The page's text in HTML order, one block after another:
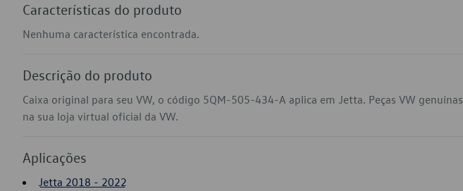
Características do produto
Nenhuma característica encontrada.
Descrição do produto
Caixa original para seu VW, o código 5QM-505-434-A aplica em Jetta. Peças VW genuínas
na sua loja virtual oficial da VW.
Aplicações
Jetta 2018 - 2022